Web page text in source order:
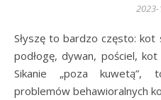
Słyszę to bardzo często: kot sika poza kuwetą, kot sika na
podłogę, dywan, pościel,
Sikanie „poza kuwetą”,
problemów behawioralnych